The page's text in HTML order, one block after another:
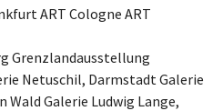
ART Cologne ART
Grenzlandausstellung
Netuschil, Darmstadt Galerie
Galerie Ludwig Lange,